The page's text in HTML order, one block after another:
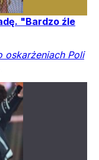
"Bardzo źle
oskarżeniach Poli